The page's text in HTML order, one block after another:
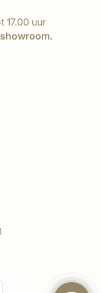
17.00 uur